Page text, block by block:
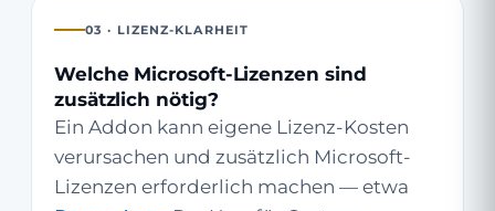
03 · LIZENZ-KLARHEIT
Welche Microsoft-Lizenzen sind
zusätzlich nötig?
Ein Addon kann eigene Lizenz-Kosten
verursachen und zusätzlich Microsoft-
Lizenzen erforderlich machen — etwa